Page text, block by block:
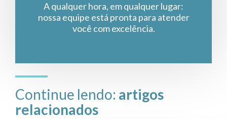
A qualquer hora, em qualquer lugar:
nossa equipe está pronta para atender
você com excelência.
Continue lendo: artigos
relacionados